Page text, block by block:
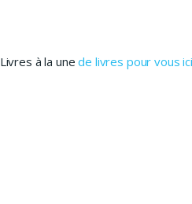
Livres à la unede livres pour vous ici